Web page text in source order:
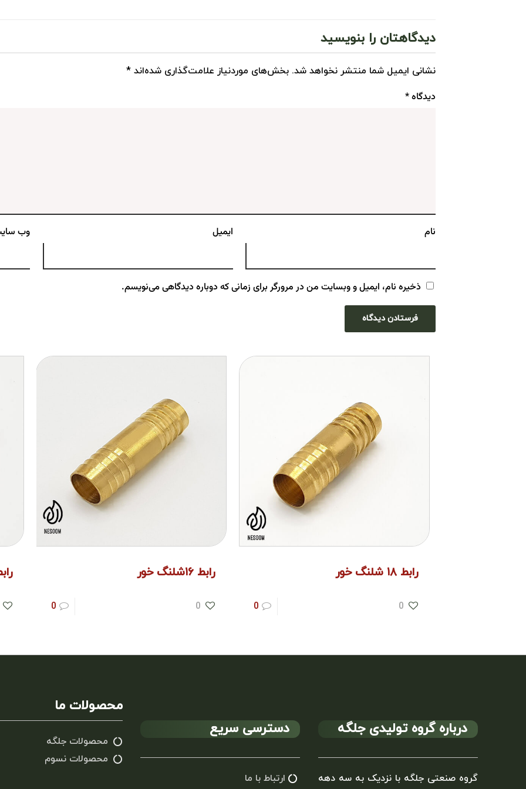
دیدگاهتان را بنویسید
نشانی ایمیل شما منتشر نخواهد شد. بخش‌های موردنیاز علامت‌گذاری شده‌اند *
دیدگاه*
نام ایمیل وب‌
ذخیره نام، ایمیل و وبسایت من در مرورگر برای زمانی که دوباره دیدگاهی می‌نویسم.
رابط ۱۸ شلنگ خور
0
0
رابط ۱۶شلنگ خور
0
0
رابط ۱۴
درباره گروه تولیدی جلگه
گروه صنعتی جلگه با نزدیک به سه دهه
دسترسی سریع
ارتباط با ما
محصولات ما
محصولات جلگه
محصولات نسوم